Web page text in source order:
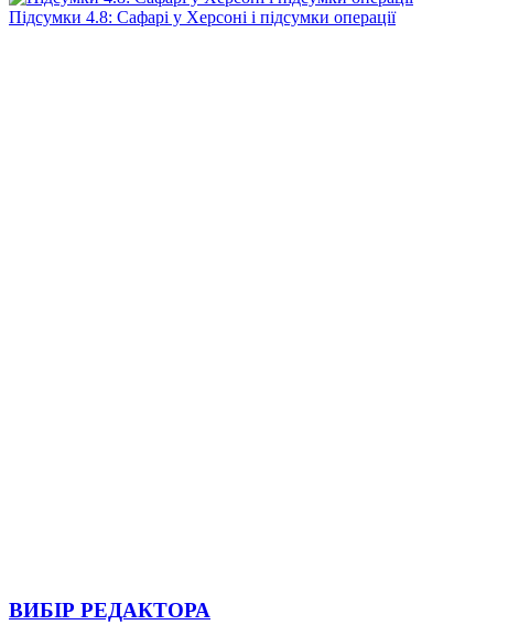
Підсумки 4.8: Сафарі у Херсоні і підсумки операції
ВИБІР РЕДАКТОРА